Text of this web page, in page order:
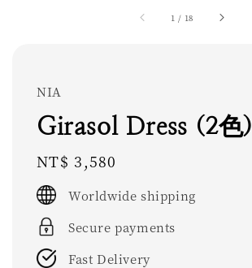
1 / 18
NIA
Girasol Dress (2色)
Regular
price
NT$ 3,580
Worldwide shipping
Secure payments
Fast Delivery